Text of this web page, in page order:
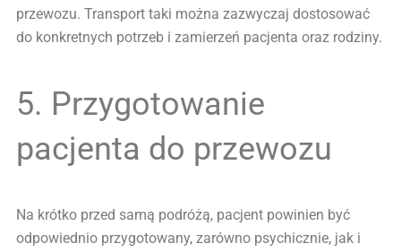
przewozu. Transport taki można zazwyczaj dostosować
do konkretnych potrzeb i zamierzeń pacjenta oraz rodziny.
5. Przygotowanie
pacjenta do przewozu
Na krótko przed samą podróżą, pacjent powinien być
odpowiednio przygotowany, zarówno psychicznie, jak i